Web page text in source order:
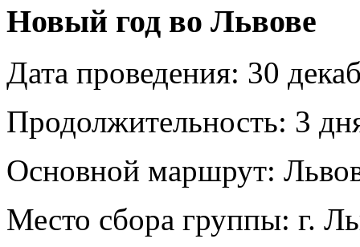
Новый год во Львове
Дата проведения: 30
Продолжительность: 3
Основной маршрут:
Место сбора группы: г.